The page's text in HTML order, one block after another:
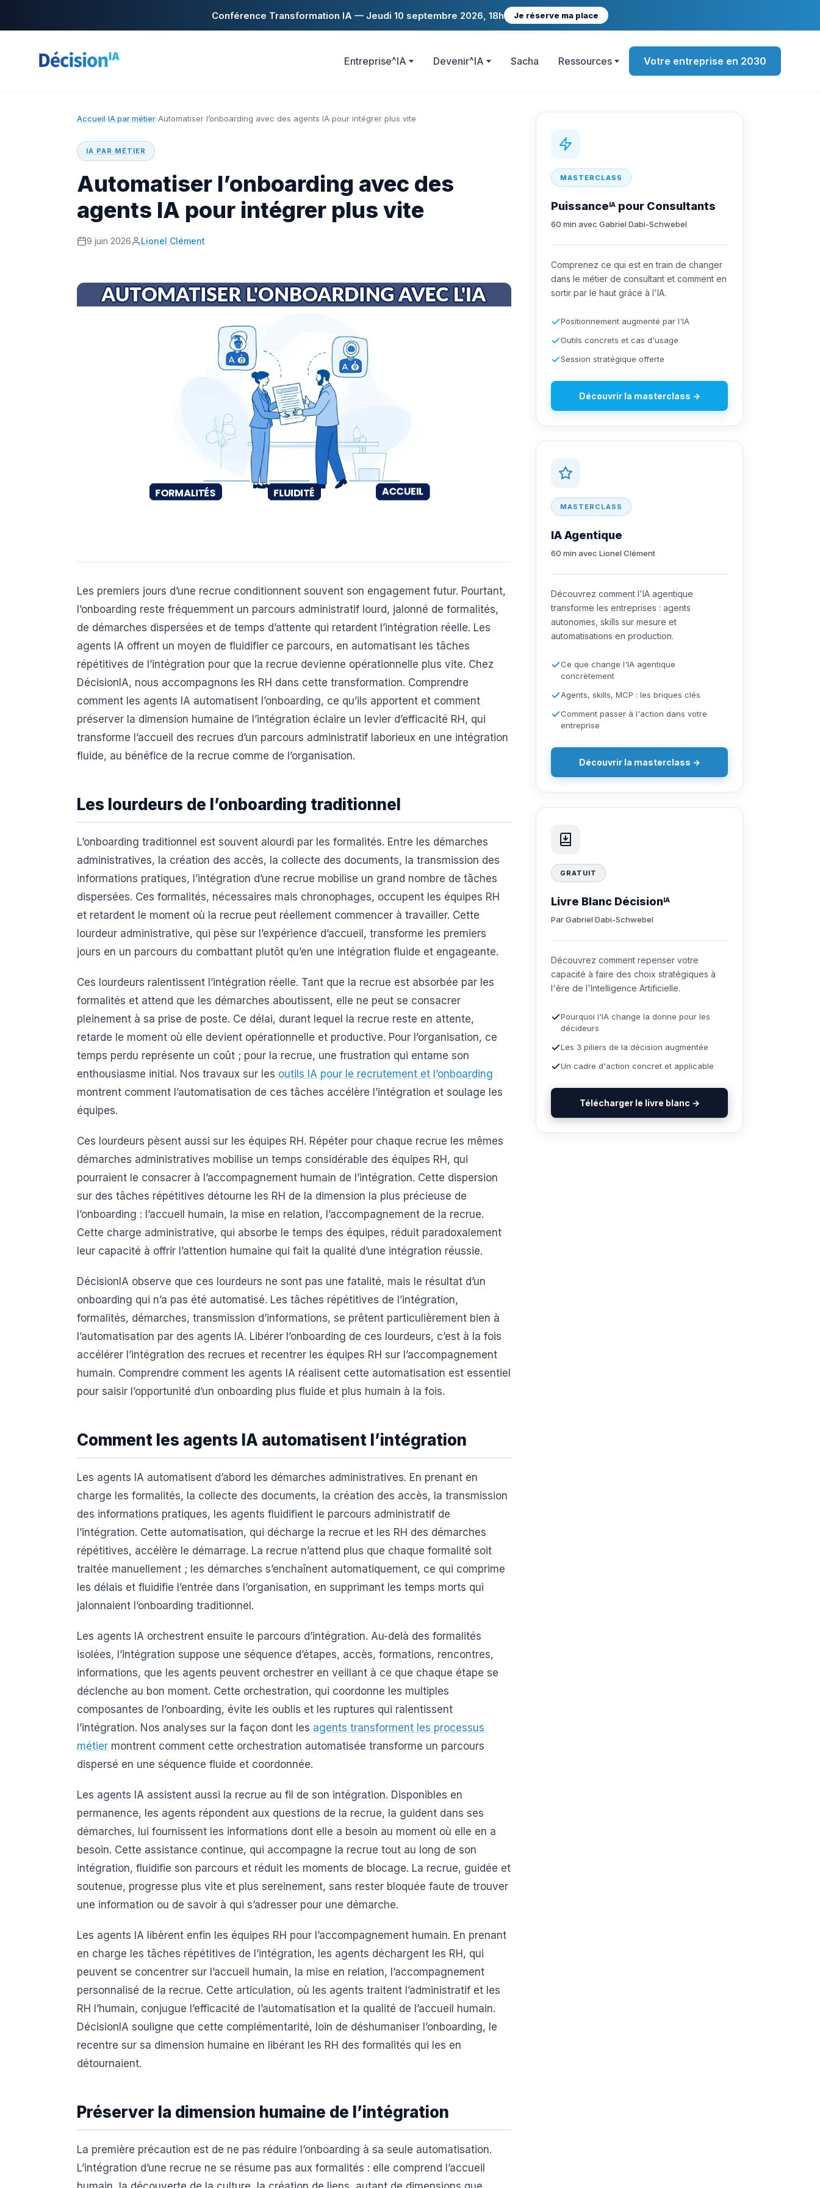
Conférence Transformation IA — Jeudi 10 septembre 2026, 18h Je réserve ma place
Entreprise^IA Devenir^IA Sacha Ressources Votre entreprise en 2030
Accueil›IA par métier›Automatiser l’onboarding avec des agents IA pour intégrer plus vite
IA PAR MÉTIER
Automatiser l’onboarding avec des
agents IA pour intégrer plus vite
9 juin 2026 Lionel Clément
Les premiers jours d’une recrue conditionnent souvent son engagement futur. Pourtant,
l’onboarding reste fréquemment un parcours administratif lourd, jalonné de formalités,
de démarches dispersées et de temps d’attente qui retardent l’intégration réelle. Les
agents IA offrent un moyen de fluidifier ce parcours, en automatisant les tâches
répétitives de l’intégration pour que la recrue devienne opérationnelle plus vite. Chez
DécisionIA, nous accompagnons les RH dans cette transformation. Comprendre
comment les agents IA automatisent l’onboarding, ce qu’ils apportent et comment
préserver la dimension humaine de l’intégration éclaire un levier d’efficacité RH, qui
transforme l’accueil des recrues d’un parcours administratif laborieux en une intégration
fluide, au bénéfice de la recrue comme de l’organisation.
Les lourdeurs de l’onboarding traditionnel
L’onboarding traditionnel est souvent alourdi par les formalités. Entre les démarches
administratives, la création des accès, la collecte des documents, la transmission des
informations pratiques, l’intégration d’une recrue mobilise un grand nombre de tâches
dispersées. Ces formalités, nécessaires mais chronophages, occupent les équipes RH
et retardent le moment où la recrue peut réellement commencer à travailler. Cette
lourdeur administrative, qui pèse sur l’expérience d’accueil, transforme les premiers
jours en un parcours du combattant plutôt qu’en une intégration fluide et engageante.
Ces lourdeurs ralentissent l’intégration réelle. Tant que la recrue est absorbée par les
formalités et attend que les démarches aboutissent, elle ne peut se consacrer
pleinement à sa prise de poste. Ce délai, durant lequel la recrue reste en attente,
retarde le moment où elle devient opérationnelle et productive. Pour l’organisation, ce
temps perdu représente un coût ; pour la recrue, une frustration qui entame son
enthousiasme initial. Nos travaux sur les outils IA pour le recrutement et l’onboarding
montrent comment l’automatisation de ces tâches accélère l’intégration et soulage les
équipes.
Ces lourdeurs pèsent aussi sur les équipes RH. Répéter pour chaque recrue les mêmes
démarches administratives mobilise un temps considérable des équipes RH, qui
pourraient le consacrer à l’accompagnement humain de l’intégration. Cette dispersion
sur des tâches répétitives détourne les RH de la dimension la plus précieuse de
l’onboarding : l’accueil humain, la mise en relation, l’accompagnement de la recrue.
Cette charge administrative, qui absorbe le temps des équipes, réduit paradoxalement
leur capacité à offrir l’attention humaine qui fait la qualité d’une intégration réussie.
DécisionIA observe que ces lourdeurs ne sont pas une fatalité, mais le résultat d’un
onboarding qui n’a pas été automatisé. Les tâches répétitives de l’intégration,
formalités, démarches, transmission d’informations, se prêtent particulièrement bien à
l’automatisation par des agents IA. Libérer l’onboarding de ces lourdeurs, c’est à la fois
accélérer l’intégration des recrues et recentrer les équipes RH sur l’accompagnement
humain. Comprendre comment les agents IA réalisent cette automatisation est essentiel
pour saisir l’opportunité d’un onboarding plus fluide et plus humain à la fois.
Comment les agents IA automatisent l’intégration
Les agents IA automatisent d’abord les démarches administratives. En prenant en
charge les formalités, la collecte des documents, la création des accès, la transmission
des informations pratiques, les agents fluidifient le parcours administratif de
l’intégration. Cette automatisation, qui décharge la recrue et les RH des démarches
répétitives, accélère le démarrage. La recrue n’attend plus que chaque formalité soit
traitée manuellement ; les démarches s’enchaînent automatiquement, ce qui comprime
les délais et fluidifie l’entrée dans l’organisation, en supprimant les temps morts qui
jalonnaient l’onboarding traditionnel.
Les agents IA orchestrent ensuite le parcours d’intégration. Au-delà des formalités
isolées, l’intégration suppose une séquence d’étapes, accès, formations, rencontres,
informations, que les agents peuvent orchestrer en veillant à ce que chaque étape se
déclenche au bon moment. Cette orchestration, qui coordonne les multiples
composantes de l’onboarding, évite les oublis et les ruptures qui ralentissent
l’intégration. Nos analyses sur la façon dont les agents transforment les processus
métier montrent comment cette orchestration automatisée transforme un parcours
dispersé en une séquence fluide et coordonnée.
Les agents IA assistent aussi la recrue au fil de son intégration. Disponibles en
permanence, les agents répondent aux questions de la recrue, la guident dans ses
démarches, lui fournissent les informations dont elle a besoin au moment où elle en a
besoin. Cette assistance continue, qui accompagne la recrue tout au long de son
intégration, fluidifie son parcours et réduit les moments de blocage. La recrue, guidée et
soutenue, progresse plus vite et plus sereinement, sans rester bloquée faute de trouver
une information ou de savoir à qui s’adresser pour une démarche.
Les agents IA libèrent enfin les équipes RH pour l’accompagnement humain. En prenant
en charge les tâches répétitives de l’intégration, les agents déchargent les RH, qui
peuvent se concentrer sur l’accueil humain, la mise en relation, l’accompagnement
personnalisé de la recrue. Cette articulation, où les agents traitent l’administratif et les
RH l’humain, conjugue l’efficacité de l’automatisation et la qualité de l’accueil humain.
DécisionIA souligne que cette complémentarité, loin de déshumaniser l’onboarding, le
recentre sur sa dimension humaine en libérant les RH des formalités qui les en
détournaient.
Préserver la dimension humaine de l’intégration
La première précaution est de ne pas réduire l’onboarding à sa seule automatisation.
L’intégration d’une recrue ne se résume pas aux formalités : elle comprend l’accueil
MASTERCLASS
PuissanceIA pour Consultants
60 min avec Gabriel Dabi-Schwebel
Comprenez ce qui est en train de changer
dans le métier de consultant et comment en
sortir par le haut grâce à l'IA.
Positionnement augmenté par l'IA
Outils concrets et cas d'usage
Session stratégique offerte
Découvrir la masterclass →
MASTERCLASS
IA Agentique
60 min avec Lionel Clément
Découvrez comment l'IA agentique
transforme les entreprises : agents
autonomes, skills sur mesure et
automatisations en production.
Ce que change l'IA agentique
concrètement
Agents, skills, MCP : les briques clés
Comment passer à l'action dans votre
entreprise
Découvrir la masterclass →
GRATUIT
Livre Blanc DécisionIA
Par Gabriel Dabi-Schwebel
Découvrez comment repenser votre
capacité à faire des choix stratégiques à
l'ère de l'Intelligence Artificielle.
Pourquoi l'IA change la donne pour les
décideurs
Les 3 piliers de la décision augmentée
Un cadre d'action concret et applicable
Télécharger le livre blanc →